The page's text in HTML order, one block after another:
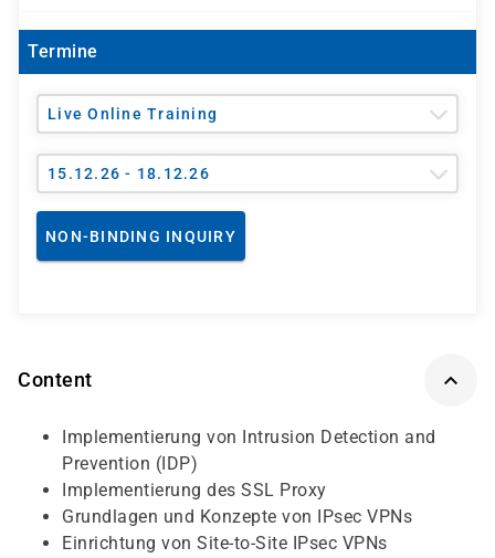
Termine
Live Online Training
15.12.26 - 18.12.26
NON-BINDING INQUIRY
Content
Implementierung von Intrusion Detection and
Prevention (IDP)
Implementierung des SSL Proxy
Grundlagen und Konzepte von IPsec VPNs
Einrichtung von Site-to-Site IPsec VPNs